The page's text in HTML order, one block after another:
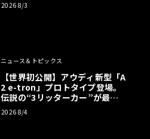
2026 8/3
ニュース＆トピックス
【世界初公開】アウディ新型「A
2 e-tron」プロトタイプ登場。
伝説の“3リッターカー”が最高
効率エントリーBEVとして復活
【画像38枚】
2026 8/4